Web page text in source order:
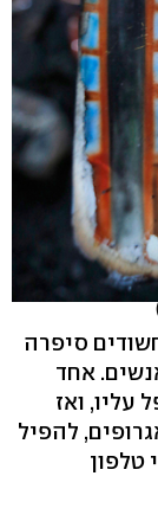
סיפרה
אחד
עליו, ואז
להפיל
טלפון